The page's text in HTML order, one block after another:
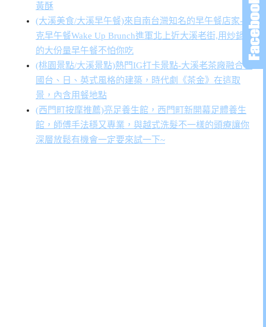
黃酥
(大溪美食/大溪早午餐)來自南台灣知名的早午餐店家-濰
克早午餐Wake Up Brunch進軍北上近大溪老街,用炒鍋裝
的大份量早午餐不怕你吃
(桃園景點/大溪景點)熱門IG打卡景點-大溪老茶廠融合多
國台、日、英式風格的建築，時代劇《茶金》在這取
景，內含用餐地點
(西門町按摩推薦)亮足養生館，西門町新開幕足體養生
館，師傅手法穩又專業，與越式洗髮不一樣的頭療讓你
深層放鬆有機會一定要來試一下~